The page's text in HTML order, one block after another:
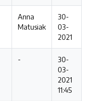
Anna
Matusiak
30-
03-
2021
-
30-
03-
2021
11:45